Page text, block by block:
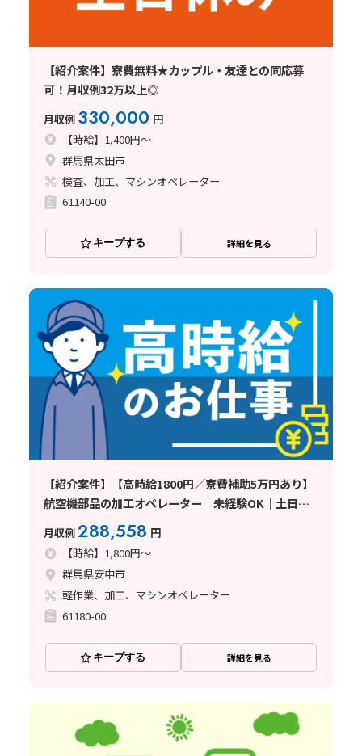
【紹介案件】寮費無料★カップル・友達との同応募
可！月収例32万以上◎
月収例 330,000 円
【時給】1,400円～
群馬県太田市
検査、加工、マシンオペレーター
61140-00
キープする 詳細を見る
【紹介案件】【高時給1800円／寮費補助5万円あり】
航空機部品の加工オペレーター｜未経験OK｜土日休
み｜3交替勤務｜即日面接可〈群馬県安中市〉
月収例288,558 円
【時給】1,800円～
群馬県安中市
軽作業、加工、マシンオペレーター
61180-00
キープする 詳細を見る